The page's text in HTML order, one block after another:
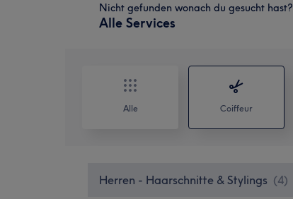
Nicht gefunden wonach du gesucht hast?
Alle Services
Alle Coiffeur
Herren - Haarschnitte & Stylings (4)